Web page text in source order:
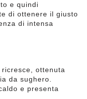
e quindi
di ottenere il giusto
di intensa
ottenuta
da sughero.
e presenta